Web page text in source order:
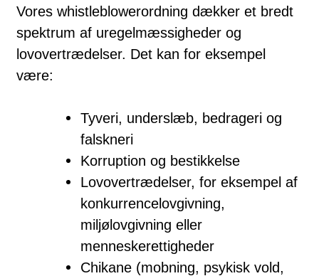
Vores whistleblowerordning dækker et bredt
spektrum af uregelmæssigheder og
lovovertrædelser. Det kan for eksempel
være:
Tyveri, underslæb, bedrageri og
falskneri
Korruption og bestikkelse
Lovovertrædelser, for eksempel af
konkurrencelovgivning,
miljølovgivning eller
menneskerettigheder
Chikane (mobning, psykisk vold,